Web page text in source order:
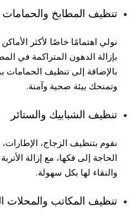
تنظيف المطابخ والحمامات
نولي اهتمامًا خاصًا لأكثر
بإزالة الدهون المتراكمة في
بالإضافة إلى تنظيف الحمامات
وتمنحك بيئة صحية وآمنة.
تنظيف الشبابيك والستائر
نقوم بتنظيف الزجاج، الإطارات،
الحاجة إلى فكها، مع إزالة
والنقاء لها بكل سهولة.
تنظيف المكاتب والمحلات